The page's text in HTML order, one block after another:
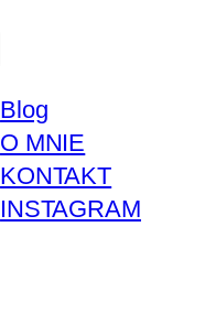
Blog
O MNIE
KONTAKT
INSTAGRAM